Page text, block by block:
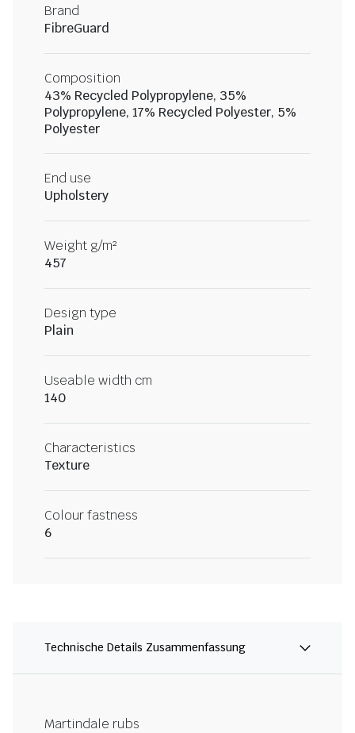
Brand
FibreGuard
Composition
43% Recycled Polypropylene, 35%
Polypropylene, 17% Recycled Polyester, 5%
Polyester
End use
Upholstery
Weight g/m²
457
Design type
Plain
Useable width cm
140
Characteristics
Texture
Colour fastness
6
Technische Details Zusammenfassung
Martindale rubs